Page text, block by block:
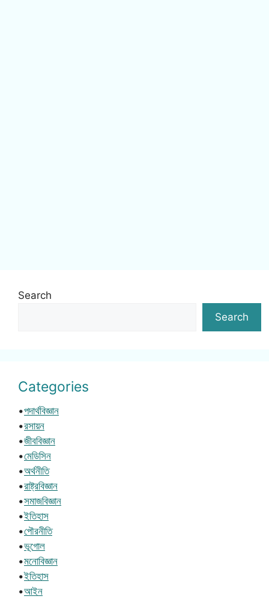
Search
Search
Categories
•পদার্থবিজ্ঞান
•রসায়ন
•জীববিজ্ঞান
•মেডিসিন
•অর্থনীতি
•রাষ্ট্রবিজ্ঞান
•সমাজবিজ্ঞান
•ইতিহাস
•পৌরনীতি
•ভূগোল
•মনোবিজ্ঞান
•ইতিহাস
•আইন